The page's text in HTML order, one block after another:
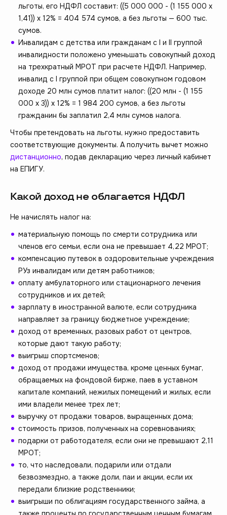
льготы, его НДФЛ составит: ((5 000 000 - (1 155 000 х
1,41)) х 12% = 404 574 сумов, а без льготы — 600 тыс.
сумов.
Инвалидам с детства или гражданам с I и II группой
инвалидности положено уменьшать совокупный доход
на трехкратный МРОТ при расчете НДФЛ. Например,
инвалид с I группой при общем совокупном годовом
доходе 20 млн сумов платит налог: ((20 млн - (1 155
000 х 3)) х 12% = 1 984 200 сумов, а без льготы
гражданин бы заплатил 2,4 млн сумов налога.
Чтобы претендовать на льготы, нужно предоставить
соответствующие документы. А получить вычет можно
дистанционно, подав декларацию через личный кабинет
на ЕПИГУ.
Какой доход не облагается НДФЛ
Не начислять налог на:
материальную помощь по смерти сотрудника или
членов его семьи, если она не превышает 4,22 МРОТ;
компенсацию путевок в оздоровительные учреждения
РУз инвалидам или детям работников;
оплату амбулаторного или стационарного лечения
сотрудников и их детей;
зарплату в иностранной валюте, если сотрудника
направляет за границу бюджетное учреждение;
доход от временных, разовых работ от центров,
которые дают такую работу;
выигрыш спортсменов;
доход от продажи имущества, кроме ценных бумаг,
обращаемых на фондовой бирже, паев в уставном
капитале компаний, нежилых помещений и жилых, если
ими владели менее трех лет;
выручку от продажи товаров, выращенных дома;
стоимость призов, полученных на соревнованиях;
подарки от работодателя, если они не превышают 2,11
МРОТ;
то, что наследовали, подарили или отдали
безвозмездно, а также доли, паи и акции, если их
передали близкие родственники;
выигрыши по облигациям государственного займа, а